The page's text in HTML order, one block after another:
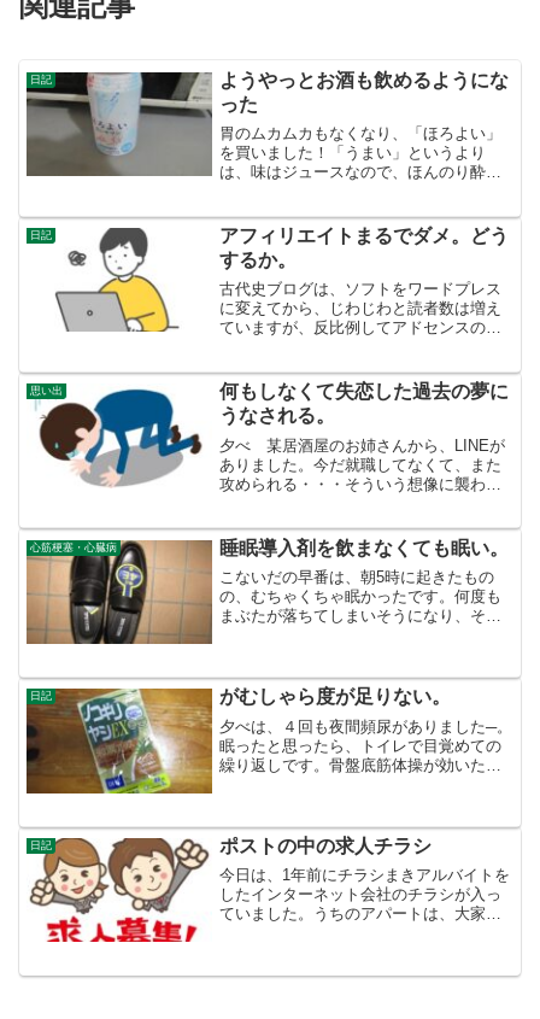
日記
ようやっとお酒も飲めるようにな
った
胃のムカムカもなくなり、「ほろよい」
を買いました！「うまい」というより
は、味はジュースなので、ほんのり酔っ
良いです。ビールは、若い時に比べると
まずい。さて、少し元気に...
日記
アフィリエイトまるでダメ。どう
するか。
古代史ブログは、ソフトをワードプレス
に変えてから、じわじわと読者数は増え
ていますが、反比例してアドセンスの広
のの、他のアフィリエイトのA8.netに至
っては、この5年間...
思い出
何もしなくて失恋した過去の夢に
うなされる。
夕べ 某居酒屋のお姉さんから、LINEが
ありました。今だ就職してなくて、また
攻められる・・・そういう想像に襲われ
毎日忙しいのである。そのLINEが影響し
たか、３５歳ごろ...
心筋梗塞・心臓病 睡眠導入剤を飲まなくても眠い。
こないだの早番は、朝5時に起きたもの
の、むちゃくちゃ眠かったです。何度も
まぶたが落ちてしまいそうになり、その
導入剤の影響もあると思い...
日記 がむしゃら度が足りない。
夕べは、４回も夜間頻尿がありました─。
眠ったと思ったら、トイレで目覚めての
繰り返しです。骨盤底筋体操が効いたと
は効きませんでした。でも...
日記 ポストの中の求人チラシ
今日は、1年前にチラシまきアルバイトを
したインターネット会社のチラシが入っ
ていました。うちのアパートは、大家さ
の時会社に報告したのですが、その報告